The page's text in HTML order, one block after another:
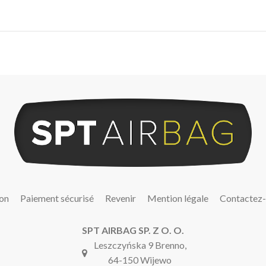
Paiement sécurisé Revenir Mention légale
SPT AIRBAG SP. Z O. O.
Leszczyńska 9 Brenno,
64-150 Wijewo